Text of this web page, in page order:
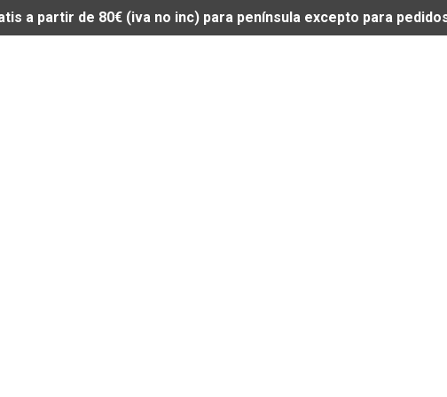
a partir de 80€ (iva no inc) para península excepto para